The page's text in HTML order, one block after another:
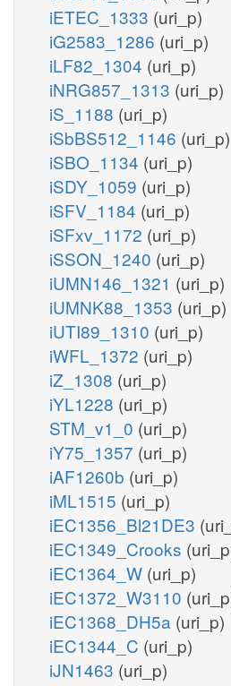
iETEC_1333 (uri_p)
iG2583_1286 (uri_p)
iLF82_1304 (uri_p)
iNRG857_1313 (uri_p)
iS_1188 (uri_p)
iSbBS512_1146 (uri_p)
iSBO_1134 (uri_p)
iSDY_1059 (uri_p)
iSFV_1184 (uri_p)
iSFxv_1172 (uri_p)
iSSON_1240 (uri_p)
iUMN146_1321 (uri_p)
iUMNK88_1353 (uri_p)
iUTI89_1310 (uri_p)
iWFL_1372 (uri_p)
iZ_1308 (uri_p)
iYL1228 (uri_p)
STM_v1_0 (uri_p)
iY75_1357 (uri_p)
iAF1260b (uri_p)
iML1515 (uri_p)
iEC1356_Bl21DE3
iEC1349_Crooks
iEC1364_W (uri_p)
iEC1372_W3110
iEC1368_DH5a (uri_p)
iEC1344_C (uri_p)
iJN1463 (uri_p)